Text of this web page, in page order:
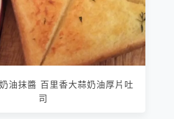
油抹醬 百里香大蒜奶油厚片吐
司